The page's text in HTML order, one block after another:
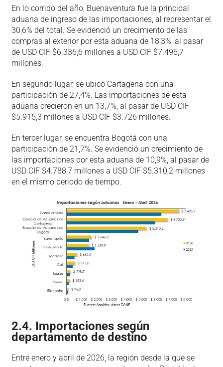
En lo corrido del año, Buenaventura fue la principal
aduana de ingreso de las importaciones, al representar el
30,6% del total. Se evidenció un crecimiento de las
compras al exterior por esta aduana de 18,3%, al pasar
de USD CIF $6.336,6 millones a USD CIF $7.496,7
millones.
En segundo lugar, se ubicó Cartagena con una
participación de 27,4%. Las importaciones de esta
aduana crecieron en un 13,7%, al pasar de USD CIF
$5.915,3 millones a USD CIF $3.726 millones.
En tercer lugar, se encuentra Bogotá con una
participación de 21,7%. Se evidenció un crecimiento de
las importaciones por esta aduana de 10,9%, al pasar de
USD CIF $4.788,7 millones a USD CIF $5.310,2 millones
en el mismo periodo de tiempo.
2.4. Importaciones según
departamento de destino
Entre enero y abril de 2026, la región desde la que se